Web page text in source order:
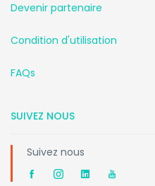
Devenir partenaire
Condition d'utilisation
FAQs
SUIVEZ NOUS
Suivez nous